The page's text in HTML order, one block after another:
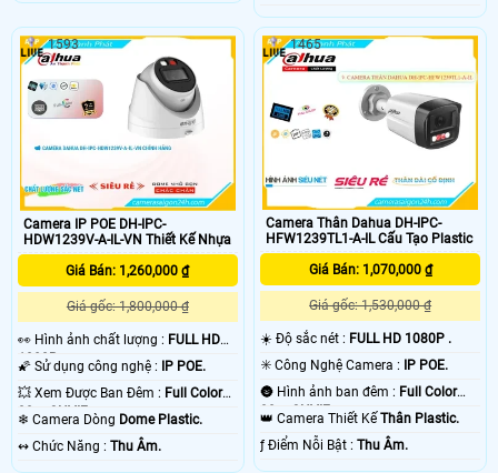
Camera IP POE DH-IPC-
HDW1239V-A-IL-VN Thiết Kế Nhựa
Giá Bán: 1,260,000 ₫
Giá gốc: 1,800,000 ₫
️👀 Hình ảnh chất lượng : FULL HD
1080P .
🌠 Sử dụng công nghệ : IP POE.
💥 Xem Được Ban Đêm : Full Color
30m ONVIF.
❄ Camera Dòng Dome Plastic.
️↭ Chức Năng : Thu Âm.
1593
Camera Thân Dahua DH-IPC-
HFW1239TL1-A-IL Cấu Tạo Plastic
Giá Bán: 1,070,000 ₫
Giá gốc: 1,530,000 ₫
☀️ Độ sắc nét : FULL HD 1080P .
✳️ Công Nghệ Camera :
IP POE.
🌚 Hình ảnh ban đêm : Full Color
30m ONVIF.
👑 Camera Thiết KếThân Plastic.
️ƒ Điểm Nỗi Bật :Thu Âm.
1465